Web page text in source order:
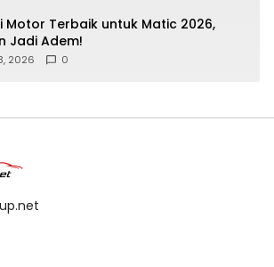
Motor Terbaik untuk Matic 2026,
Jadi Adem!
2026 0